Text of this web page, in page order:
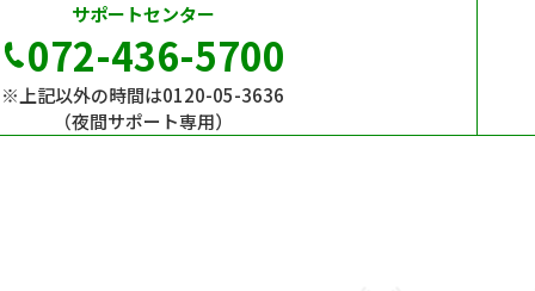
サポートセンター
072-436-5700
※上記以外の時間は0120-05-3636
（夜間サポート専用）